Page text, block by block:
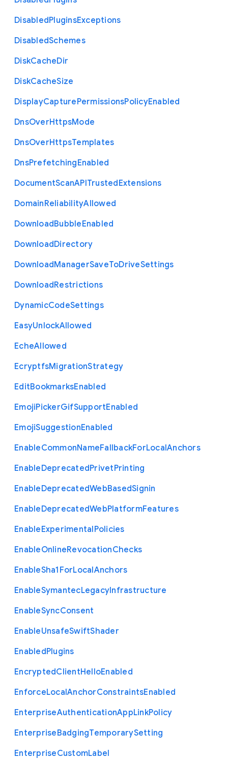
DisabledPluginsExceptions
DisabledSchemes
DiskCacheDir
DiskCacheSize
DisplayCapturePermissionsPolicyEnabled
DnsOverHttpsMode
DnsOverHttpsTemplates
DnsPrefetchingEnabled
DocumentScanAPITrustedExtensions
DomainReliabilityAllowed
DownloadBubbleEnabled
DownloadDirectory
DownloadManagerSaveToDriveSettings
DownloadRestrictions
DynamicCodeSettings
EasyUnlockAllowed
EcheAllowed
EcryptfsMigrationStrategy
EditBookmarksEnabled
EmojiPickerGifSupportEnabled
EmojiSuggestionEnabled
EnableCommonNameFallbackForLocalAnchors
EnableDeprecatedPrivetPrinting
EnableDeprecatedWebBasedSignin
EnableDeprecatedWebPlatformFeatures
EnableExperimentalPolicies
EnableOnlineRevocationChecks
EnableSha1 ForLocalAnchors
EnableSymantecLegacyInfrastructure
EnableSyncConsent
EnableUnsafeSwiftShader
EnabledPlugins
EncryptedClientHelloEnabled
EnforceLocalAnchorConstraintsEnabled
EnterpriseAuthenticationAppLinkPolicy
EnterpriseBadgingTemporarySetting
EnterpriseCustomLabel